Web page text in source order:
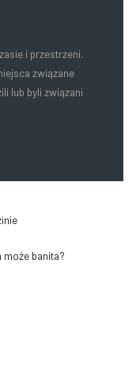
i przestrzeni.
związane
lub byli związani
banita?